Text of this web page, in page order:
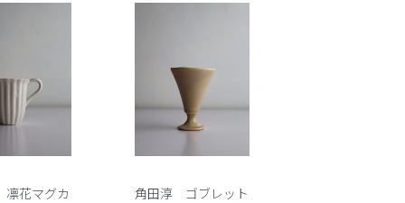
花マグカ
角田淳 ゴブレット